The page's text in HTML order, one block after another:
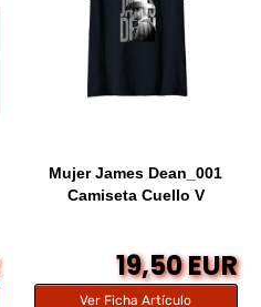
Mujer James Dean_001
Camiseta Cuello V
19,50 EUR
Ver Ficha Artículo